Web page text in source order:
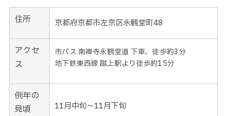
住所 京都府京都市左京区永観堂町48
アクセ
ス
市バス 南禅寺永観堂道 下車、徒歩約3分
地下鉄東西線 蹴上駅より徒歩約15分
例年の
見頃
11月中旬～11月下旬